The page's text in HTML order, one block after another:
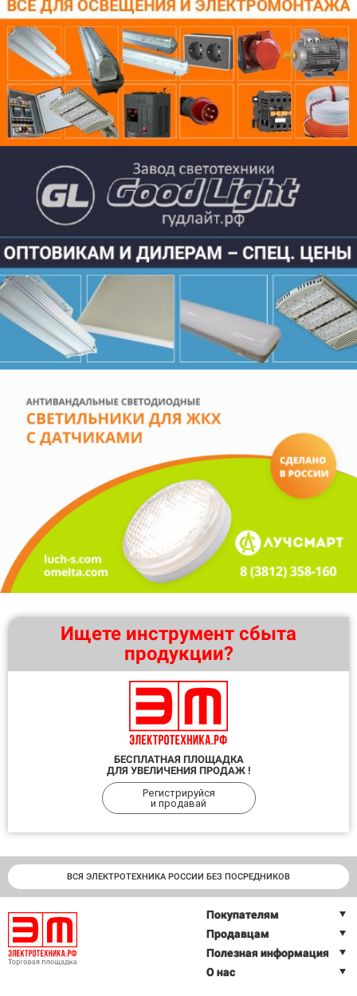
Ищете инструмент сбыта
продукции?
БЕСПЛАТНАЯ ПЛОЩАДКА
ДЛЯ УВЕЛИЧЕНИЯ ПРОДАЖ !
Регистрируйся
и продавай
ВСЯ ЭЛЕКТРОТЕХНИКА РОССИИ БЕЗ ПОСРЕДНИКОВ
Покупателям
Продавцам
Полезная информация
О нас